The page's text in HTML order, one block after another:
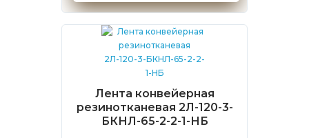
Лента конвейерная
резинотканевая 2Л-120-3-
БКНЛ-65-2-2-1-НБ